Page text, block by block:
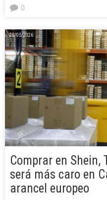
0
25/05/2026
Comprar en Shein,
será más caro en
arancel europeo